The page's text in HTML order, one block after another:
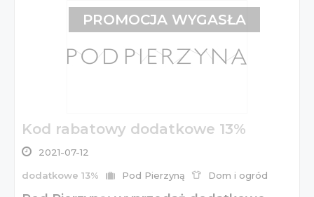
Kod rabatowy dodatkowe 13%
2021-07-12
dodatkowe 13% Pod Pierzyną Dom i ogród
PROMOCJA WYGASŁA